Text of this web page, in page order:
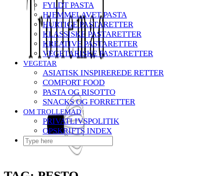
FYLDT PASTA
HJEMMELAVET PASTA
HURTIGE PASTARETTER
KLASSISKE PASTARETTER
KREATIVE PASTARETTER
VEGETARISKE PASTARETTER
VEGETAR
ASIATISK INSPIREREDE RETTER
COMFORT FOOD
PASTA OG RISOTTO
SNACKS OG FORRETTER
OM TROLLEMAD
PRIVATLIVSPOLITIK
OPSKRIFTS INDEX